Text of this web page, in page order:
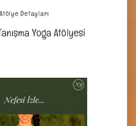
Atölye Detayları
Yoga Atölyesi